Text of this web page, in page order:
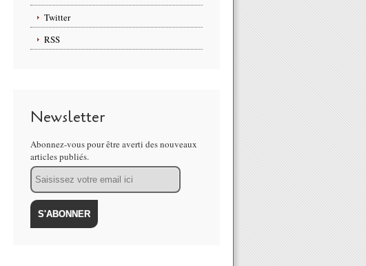
Twitter
RSS
Newsletter
Abonnez-vous pour être averti des nouveaux
articles publiés.
Email